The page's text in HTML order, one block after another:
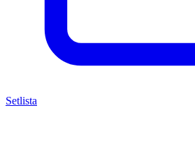
Setlista